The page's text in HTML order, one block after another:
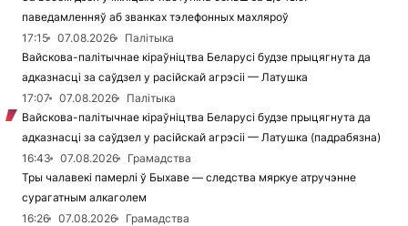
паведамленняў аб званках тэлефонных махляроў
17:15
07.08.2026
Палітыка
Вайскова-палітычнае кіраўніцтва Беларусі будзе прыцягнута да
адказнасці за саўдзел у расійскай агрэсіі — Латушка
17:07
07.08.2026
Палітыка
Вайскова-палітычнае кіраўніцтва Беларусі будзе прыцягнута да
адказнасці за саўдзел у расійскай агрэсіі — Латушка (падрабязна)
16:43
07.08.2026
Грамадства
Тры чалавекі памерлі ў Быхаве — следства мяркуе атручэнне
сурагатным алкаголем
16:26
07.08.2026
Грамадства